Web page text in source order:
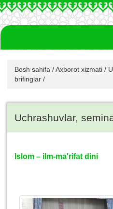
Bosh sahifa /Axborot xizmati /
brifinglar /
Uchrashuvlar,
Islom – ilm-ma'rifat dini